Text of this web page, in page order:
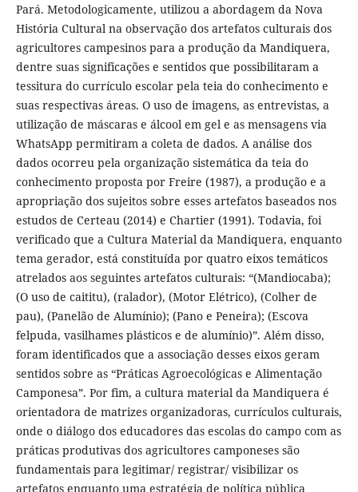
Pará. Metodologicamente, utilizou a abordagem da Nova
História Cultural na observação dos artefatos culturais dos
agricultores campesinos para a produção da Mandiquera,
dentre suas significações e sentidos que possibilitaram a
tessitura do currículo escolar pela teia do conhecimento e
suas respectivas áreas. O uso de imagens, as entrevistas, a
utilização de máscaras e álcool em gel e as mensagens via
WhatsApp permitiram a coleta de dados. A análise dos
dados ocorreu pela organização sistemática da teia do
conhecimento proposta por Freire (1987), a produção e a
apropriação dos sujeitos sobre esses artefatos baseados nos
estudos de Certeau (2014) e Chartier (1991). Todavia, foi
verificado que a Cultura Material da Mandiquera, enquanto
tema gerador, está constituída por quatro eixos temáticos
atrelados aos seguintes artefatos culturais: “(Mandiocaba);
(O uso de caititu), (ralador), (Motor Elétrico), (Colher de
pau), (Panelão de Alumínio); (Pano e Peneira); (Escova
felpuda, vasilhames plásticos e de alumínio)”. Além disso,
foram identificados que a associação desses eixos geram
sentidos sobre as “Práticas Agroecológicas e Alimentação
Camponesa”. Por fim, a cultura material da Mandiquera é
orientadora de matrizes organizadoras, currículos culturais,
onde o diálogo dos educadores das escolas do campo com as
práticas produtivas dos agricultores camponeses são
fundamentais para legitimar/ registrar/ visibilizar os
artefatos enquanto uma estratégia de política pública